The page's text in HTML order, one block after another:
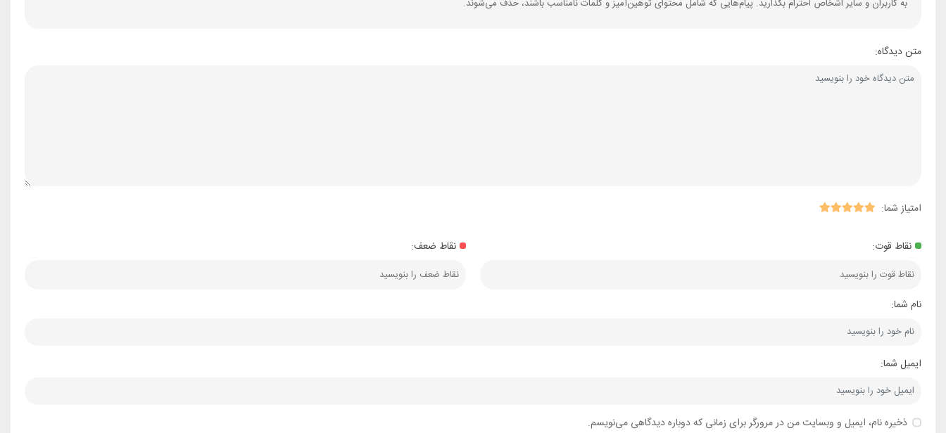
به کاربران و سایر اشخاص احترام بگذارید. پیام‌هایی که شامل محتوای توهین‌آمیز و کلمات نامناسب باشند، حذف می‌شوند.
متن دیدگاه:
امتیاز شما:
نقاط قوت: نقاط ضعف:
نام شما:
ایمیل شما:
ذخیره نام، ایمیل و وبسایت من در مرورگر برای زمانی که دوباره دیدگاهی می‌نویسم.